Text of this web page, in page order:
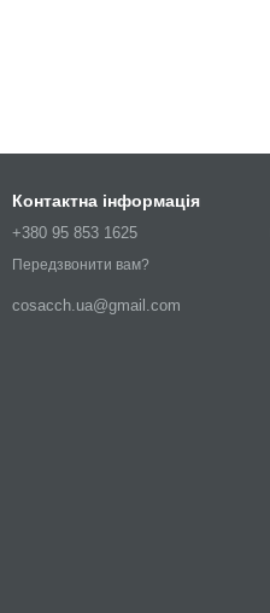
Контактна інформація
+380 95 853 1625
Передзвонити вам?
cosacch.ua@gmail.com